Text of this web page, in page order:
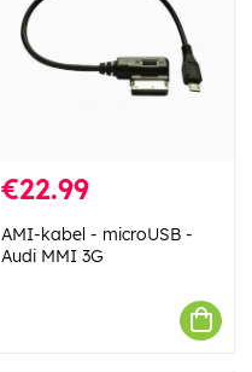
€22.99
AMI-kabel - microUSB -
Audi MMI 3G